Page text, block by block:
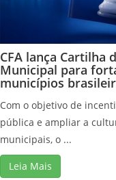
CFA lança Cartilha
Municipal para
municípios
Com o objetivo de
pública e ampliar a
municipais, o ...
Leia Mais